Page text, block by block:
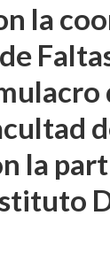
la
la